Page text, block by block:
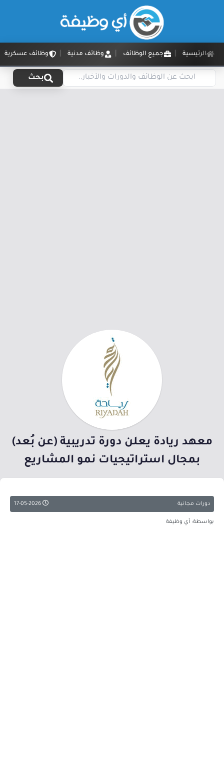
الرئيسية جميع الوظائف وظائف مدنية وظائف عسكرية
بحث
معهد ريادة يعلن دورة تدريبية (عن بُعد)
بمجال استراتيجيات نمو المشاريع
دورات مجانية
بواسطة: أي وظيفة